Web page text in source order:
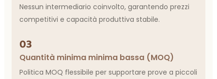
Nessun intermediario coinvolto, garantendo prezzi
competitivi e capacità produttiva stabile.
03
Quantità minima minima bassa (MOQ)
Politica MOQ flessibile per supportare prove a piccoli